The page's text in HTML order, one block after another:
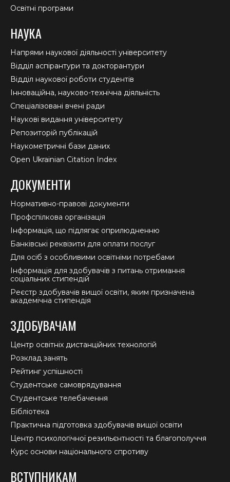
Освітні програми
НАУКА
Напрями наукової діяльності університету
Відділ аспірантури та докторантури
Відділ наукової роботи студентів
Інноваційна, науково-технічна діяльність
Спеціалізовані вчені ради
Наукові видання університету
Репозиторій публікацій
Наукометричні бази даних
Open Ukrainian Citation Index
ДОКУМЕНТИ
Нормативно-правові документи
Профспілкова організація
Інформація, що підлягає оприлюдненню
Банківські реквізити для оплати послуг
Для осіб з особливими освітніми потребами
Інформація для здобувачів з питань отримання
соціальних стипендій
Реєстр здобувачів вищої освіти, яким призначена
академічна стипендія
ЗДОБУВАЧАМ
Центр освітніх дистанційних технологій
Розклад занять
Рейтинг успішності
Студентське самоврядування
Студентське телебачення
Бібліотека
Практична підготовка здобувачів вищої освіти
Центр психологічної резильєнтності та благополуччя
Курс основи національного спротиву
ВСТУПНИКАМ